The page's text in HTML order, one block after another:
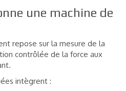
une machine de
repose sur la mesure de la
contrôlée de la force aux
intègrent :